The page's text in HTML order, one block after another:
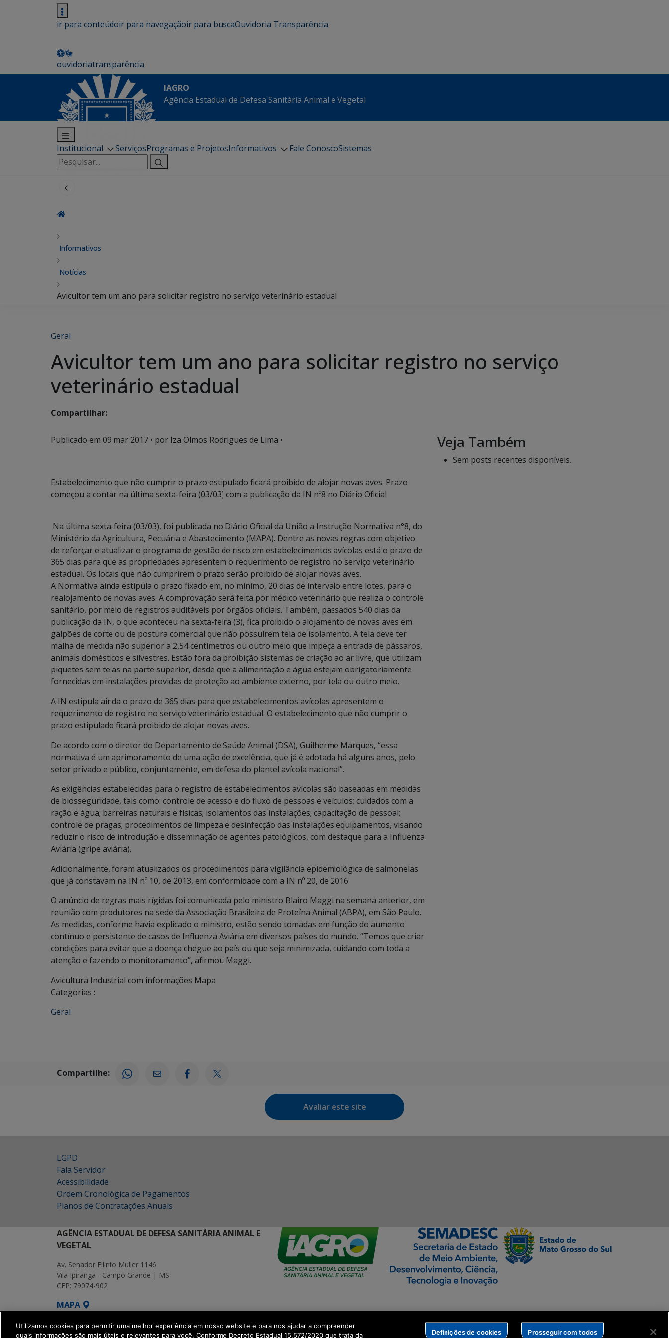
ir para conteúdoir para navegaçãoir para buscaOuvidoria Transparência
ouvidoriatransparência
IAGRO
Agência Estadual de Defesa Sanitária Animal e Vegetal
Institucional ServiçosProgramas e ProjetosInformativos Fale ConoscoSistemas
Pesquisar
por:
Informativos
Notícias
Avicultor tem um ano para solicitar registro no serviço veterinário estadual
Geral
Avicultor tem um ano para solicitar registro no serviço
veterinário estadual
Compartilhar:
Publicado em 09 mar 2017 • por Iza Olmos Rodrigues de Lima •
Estabelecimento que não cumprir o prazo estipulado ficará proibido de alojar novas aves. Prazo
começou a contar na última sexta-feira (03/03) com a publicação da IN nº8 no Diário Oficial
Na última sexta-feira (03/03), foi publicada no Diário Oficial da União a Instrução Normativa n°8, do
Ministério da Agricultura, Pecuária e Abastecimento (MAPA). Dentre as novas regras com objetivo
de reforçar e atualizar o programa de gestão de risco em estabelecimentos avícolas está o prazo de
365 dias para que as propriedades apresentem o requerimento de registro no serviço veterinário
estadual. Os locais que não cumprirem o prazo serão proibido de alojar novas aves.
A Normativa ainda estipula o prazo fixado em, no mínimo, 20 dias de intervalo entre lotes, para o
realojamento de novas aves. A comprovação será feita por médico veterinário que realiza o controle
sanitário, por meio de registros auditáveis por órgãos oficiais. Também, passados 540 dias da
publicação da IN, o que aconteceu na sexta-feira (3), fica proibido o alojamento de novas aves em
galpões de corte ou de postura comercial que não possuírem tela de isolamento. A tela deve ter
malha de medida não superior a 2,54 centímetros ou outro meio que impeça a entrada de pássaros,
animais domésticos e silvestres. Estão fora da proibição sistemas de criação ao ar livre, que utilizam
piquetes sem telas na parte superior, desde que a alimentação e água estejam obrigatoriamente
fornecidas em instalações providas de proteção ao ambiente externo, por tela ou outro meio.
A IN estipula ainda o prazo de 365 dias para que estabelecimentos avícolas apresentem o
requerimento de registro no serviço veterinário estadual. O estabelecimento que não cumprir o
prazo estipulado ficará proibido de alojar novas aves.
De acordo com o diretor do Departamento de Saúde Animal (DSA), Guilherme Marques, “essa
normativa é um aprimoramento de uma ação de excelência, que já é adotada há alguns anos, pelo
setor privado e público, conjuntamente, em defesa do plantel avícola nacional”.
As exigências estabelecidas para o registro de estabelecimentos avícolas são baseadas em medidas
de biosseguridade, tais como: controle de acesso e do fluxo de pessoas e veículos; cuidados com a
ração e água; barreiras naturais e físicas; isolamentos das instalações; capacitação de pessoal;
controle de pragas; procedimentos de limpeza e desinfecção das instalações equipamentos, visando
reduzir o risco de introdução e disseminação de agentes patológicos, com destaque para a Influenza
Aviária (gripe aviária).
Adicionalmente, foram atualizados os procedimentos para vigilância epidemiológica de salmonelas
que já constavam na IN nº 10, de 2013, em conformidade com a IN nº 20, de 2016
O anúncio de regras mais rígidas foi comunicada pelo ministro Blairo Maggi na semana anterior, em
reunião com produtores na sede da Associação Brasileira de Proteína Animal (ABPA), em São Paulo.
As medidas, conforme havia explicado o ministro, estão sendo tomadas em função do aumento
contínuo e persistente de casos de Influenza Aviária em diversos países do mundo. “Temos que criar
condições para evitar que a doença chegue ao país ou que seja minimizada, cuidando com toda a
atenção e fazendo o monitoramento”, afirmou Maggi.
Avicultura Industrial com informações Mapa
Categorias :
Geral
Veja Também
Sem posts recentes disponíveis.
Compartilhe:
Avaliar este site
LGPD
Fala Servidor
Acessibilidade
Ordem Cronológica de Pagamentos
Planos de Contratações Anuais
AGÊNCIA ESTADUAL DE DEFESA SANITÁRIA ANIMAL E
VEGETAL
Av. Senador Filinto Muller 1146
Vila Ipiranga - Campo Grande | MS
CEP: 79074-902
MAPA
SETDIG | Secretaria-Executiva de Transformação Digital
Utilizamos cookies para permitir uma melhor experiência em nosso website e para nos ajudar a compreender
quais informações são mais úteis e relevantes para você. Conforme Decreto Estadual 15.572/2020 que trata da
Definições de cookies Prosseguir com todos